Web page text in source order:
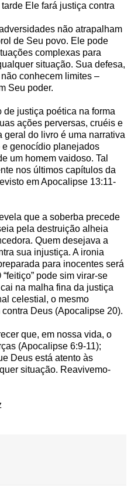
Ele fará justiça contra
não atrapalham
de Seu povo. Ele pode
complexas para
situação. Sua defesa,
conhecem limites –
Seu poder.
de justiça poética na forma
ações perversas, cruéis e
geral do livro é uma narrativa
genocídio planejados
um homem vaidoso. Tal
nos últimos capítulos da
em Apocalipse 13:11-
que a soberba precede
pela destruição alheia
Quem desejava a
sua injustiça. A ironia
para inocentes será
pode sim virar-se
na malha fina da justiça
celestial, o mesmo
Deus (Apocalipse 20).
que, em nossa vida, o
(Apocalipse 6:9-11);
Deus está atento às
situação. Reavivemo-